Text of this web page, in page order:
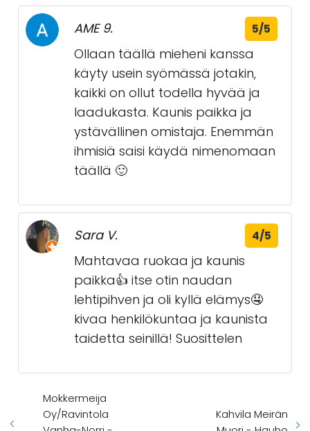
AME 9. 5/5
Ollaan täällä mieheni kanssa
käyty usein syömässä jotakin,
kaikki on ollut todella hyvää ja
laadukasta. Kaunis paikka ja
ystävällinen omistaja. Enemmän
ihmisiä saisi käydä nimenomaan
täällä 🙂
Sara V. 4/5
Mahtavaa ruokaa ja kaunis
paikka👍 itse otin naudan
lehtipihven ja oli kyllä elämys🤤
kivaa henkilökuntaa ja kaunista
taidetta seinillä! Suosittelen
Mokkermeija
Oy/Ravintola
Kahvila Meirän